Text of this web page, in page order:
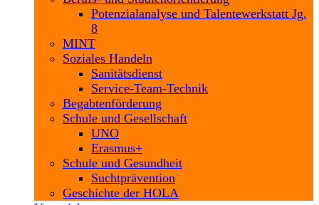
Potenzialanalyse und Talentewerkstatt Jg.
8
MINT
Soziales Handeln
Sanitätsdienst
Service-Team-Technik
Begabtenförderung
Schule und Gesellschaft
UNO
Erasmus+
Schule und Gesundheit
Suchtprävention
Geschichte der HOLA